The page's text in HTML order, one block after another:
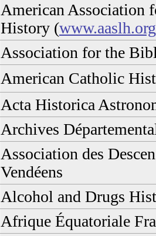
American Association
History (www.aaslh.org
Association for the
American Catholic
Acta Historica
Archives
Association des
Vendéens
Alcohol and Drugs
Afrique Équatoriale